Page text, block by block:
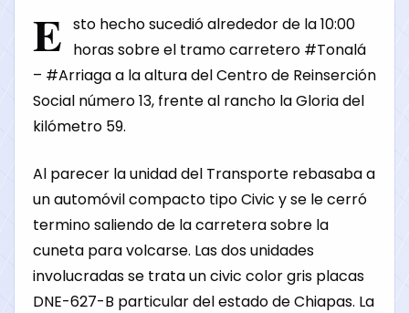
E sto hecho sucedió alrededor de la 10:00
horas sobre el tramo carretero #Tonalá
– #Arriagaa la altura del Centro de Reinserción
Social número 13, frente al rancho la Gloria del
kilómetro 59.
Al parecer la unidad del Transporte rebasaba a
un automóvil compacto tipo Civic y se le cerró
termino saliendo de la carretera sobre la
cuneta para volcarse. Las dos unidades
involucradas se trata un civic color gris placas
DNE-627-B particular del estado de Chiapas. La